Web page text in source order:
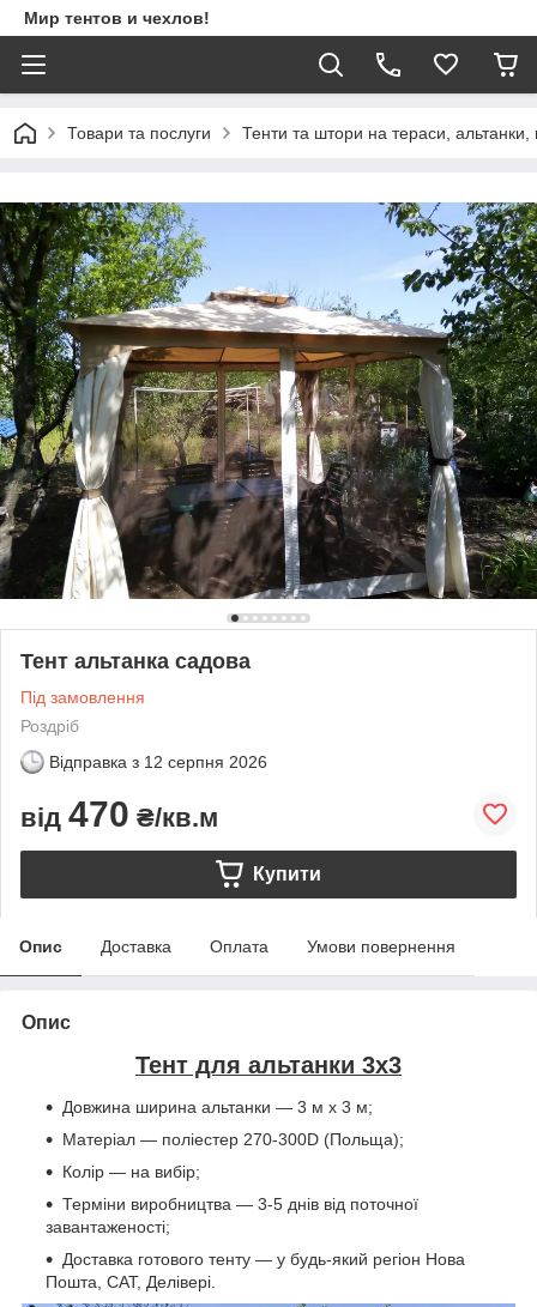
Мир тентов и чехлов!
Товари та послуги Тенти та штори на тераси,
Тент альтанка садова
Під замовлення
Роздріб
Відправка з 12 серпня 2026
від 470 ₴/кв.м
Купити
Опис Доставка Оплата Умови повернення
Опис
Тент для альтанки 3х3
Довжина ширина альтанки — 3 м х 3 м;
Матеріал — поліестер 270-300D (Польща);
Колір — на вибір;
Терміни виробництва — 3-5 днів від поточної
завантаженості;
Доставка готового тенту — у будь-який регіон Нова
Пошта, САТ, Делівері.